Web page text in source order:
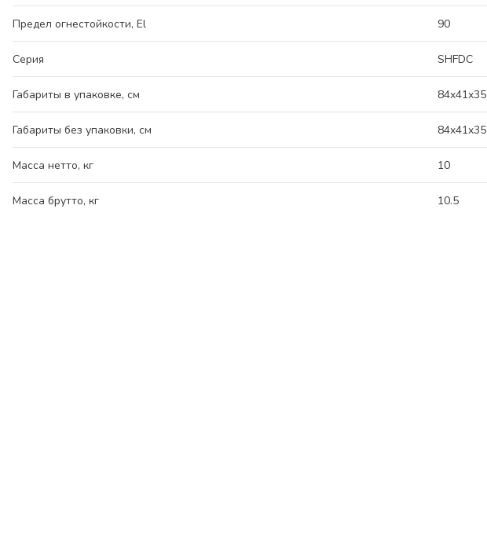
Предел огнестойкости, El 90
Серия SHFDC
Габариты в упаковке, см 84x41x35
Габариты без упаковки, см 84x41x35
Масса нетто, кг 10
Масса брутто, кг 10.5